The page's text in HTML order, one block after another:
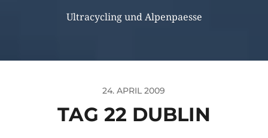
Ultracycling und Alpenpaesse
24. APRIL 2009
TAG 22 DUBLIN